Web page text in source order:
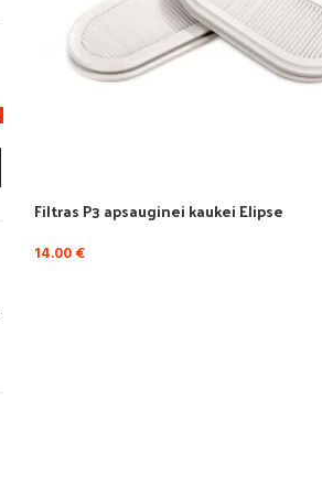
Filtras P3 apsauginei kaukei Elipse
14.00€